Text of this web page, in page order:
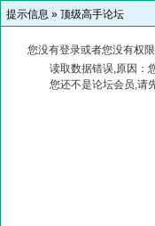
提示信息 » 顶级高手论坛
您没有登录或者您没有权
读取数据错误,原因：
您还不是论坛会员,请